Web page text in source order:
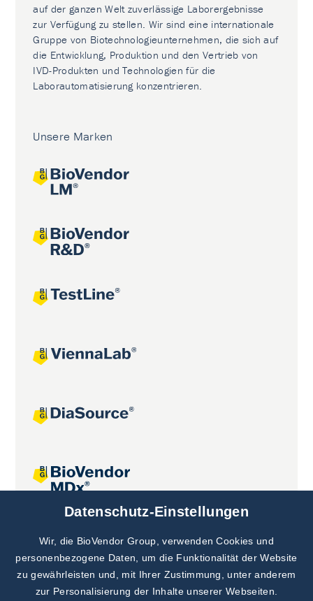
auf der ganzen Welt zuverlässige Laborergebnisse
zur Verfügung zu stellen. Wir sind eine internationale
Gruppe von Biotechnologieunternehmen, die sich auf
die Entwicklung, Produktion und den Vertrieb von
IVD-Produkten und Technologien für die
Laborautomatisierung konzentrieren.
Unsere Marken
Datenschutz-Einstellungen
Wir, die BioVendor Group, verwenden Cookies und
personenbezogene Daten, um die Funktionalität der Website
zu gewährleisten und, mit Ihrer Zustimmung, unter anderem
zur Personalisierung der Inhalte unserer Webseiten.